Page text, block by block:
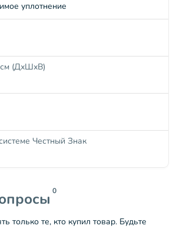
уплотнение
см (ДхШхВ)
Честный Знак
0
только те, кто купил товар. Будьте